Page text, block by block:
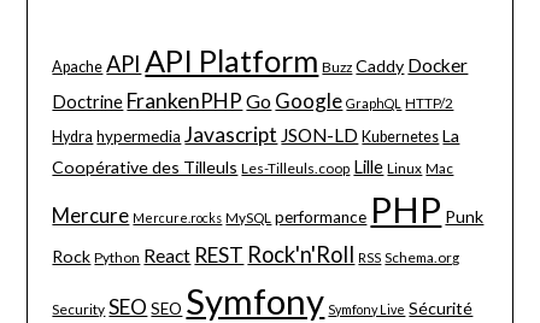
Apache API API Platform Buzz Caddy Docker
Doctrine FrankenPHP Go Google GraphQL HTTP/2
Hydra hypermedia Javascript JSON-LD Kubernetes La
Coopérative des Tilleuls Les-Tilleuls.coop Lille Linux Mac
Mercure Mercure.rocks MySQL performance PHP Punk
Rock Python React REST Rock'n'Roll RSS Schema.org
Security SEO SEO Symfony Symfony Live Sécurité